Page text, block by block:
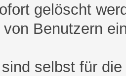
gelöscht
von Benutzern
selbst für